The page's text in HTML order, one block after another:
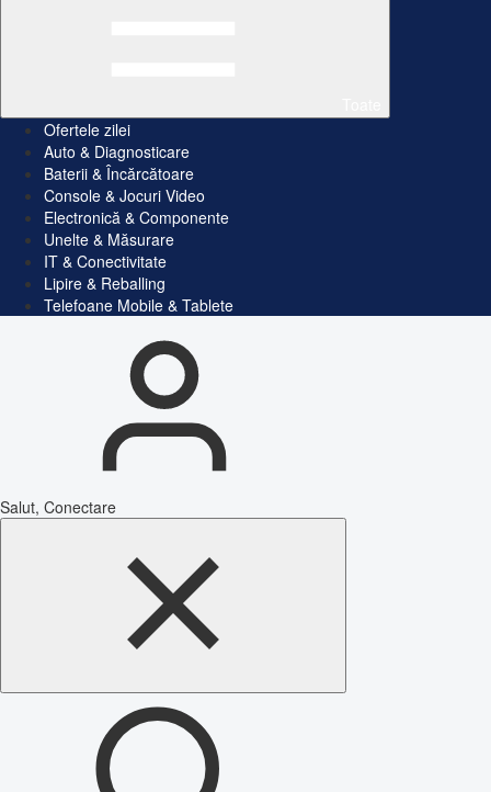
Ofertele zilei
Auto & Diagnosticare
Baterii & Încărcătoare
Console & Jocuri Video
Electronică & Componente
Unelte & Măsurare
IT & Conectivitate
Lipire & Reballing
Telefoane Mobile & Tablete
Salut, Conectare